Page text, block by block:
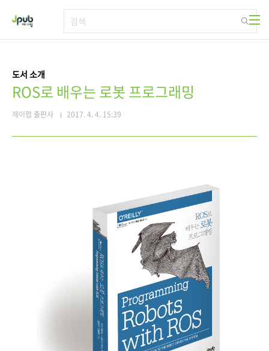
도서 소개
ROS로 배우는 로봇 프로그래밍
제이펍 출판사 2017. 4. 4. 15:39